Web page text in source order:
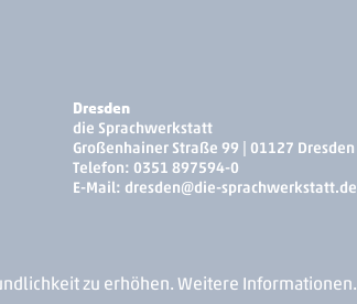
zu erhöhen. Weitere Informationen.
Dresden
die Sprachwerkstatt
Großenhainer Straße 99 | 01127 Dresden
Telefon: 0351 897594-0
E-Mail: dresden­@die-sprachwerkstatt.de